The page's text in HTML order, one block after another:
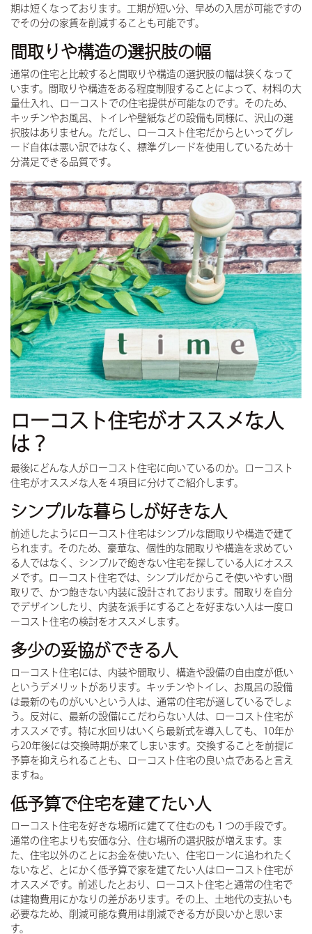
期は短くなっております。工期が短い分、早めの入居が可能ですの
でその分の家賃を削減することも可能です。
間取りや構造の選択肢の幅
通常の住宅と比較すると間取りや構造の選択肢の幅は狭くなって
います。間取りや構造をある程度制限することによって、材料の大
量仕入れ、ローコストでの住宅提供が可能なのです。そのため、
キッチンやお風呂、トイレや壁紙などの設備も同様に、沢山の選
択肢はありません。ただし、ローコスト住宅だからといってグレ
ード自体は悪い訳ではなく、標準グレードを使用しているため十
分満足できる品質です。
ローコスト住宅がオススメな人
は？
最後にどんな人がローコスト住宅に向いているのか。ローコスト
住宅がオススメな人を４項目に分けてご紹介します。
シンプルな暮らしが好きな人
前述したようにローコスト住宅はシンプルな間取りや構造で建て
られます。そのため、豪華な、個性的な間取りや構造を求めてい
る人ではなく、シンプルで飽きない住宅を探している人にオスス
メです。ローコスト住宅では、シンプルだからこそ使いやすい間
取りで、かつ飽きない内装に設計されております。間取りを自分
でデザインしたり、内装を派手にすることを好まない人は一度ロ
ーコスト住宅の検討をオススメします。
多少の妥協ができる人
ローコスト住宅には、内装や間取り、構造や設備の自由度が低い
というデメリットがあります。キッチンやトイレ、お風呂の設備
は最新のものがいいという人は、通常の住宅が適しているでしょ
う。反対に、最新の設備にこだわらない人は、ローコスト住宅が
オススメです。特に水回りはいくら最新式を導入しても、10年か
ら20年後には交換時期が来てしまいます。交換することを前提に
予算を抑えられることも、ローコスト住宅の良い点であると言え
ますね。
低予算で住宅を建てたい人
ローコスト住宅を好きな場所に建てて住むのも１つの手段です。
通常の住宅よりも安価な分、住む場所の選択肢が増えます。ま
た、住宅以外のことにお金を使いたい、住宅ローンに追われたく
ないなど、とにかく低予算で家を建てたい人はローコスト住宅が
オススメです。前述したとおり、ローコスト住宅と通常の住宅で
は建物費用にかなりの差があります。その上、土地代の支払いも
必要なため、削減可能な費用は削減できる方が良いかと思いま
す。